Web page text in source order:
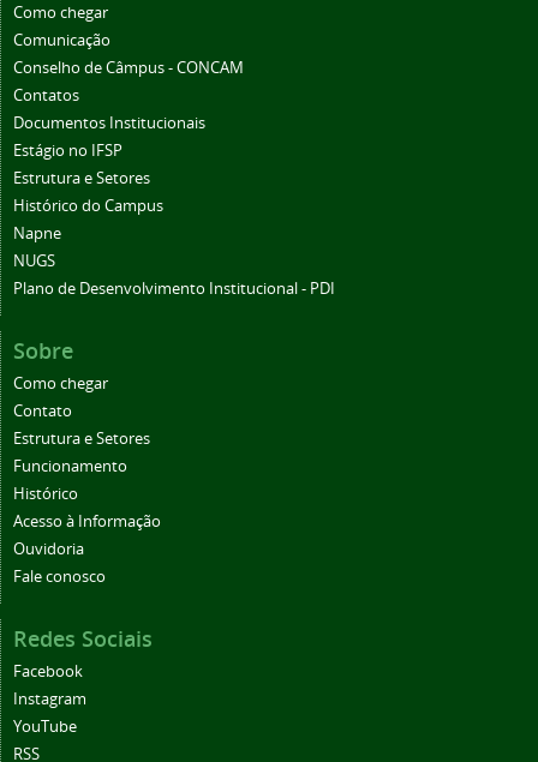
Como chegar
Comunicação
Conselho de Câmpus - CONCAM
Contatos
Documentos Institucionais
Estágio no IFSP
Estrutura e Setores
Histórico do Campus
Napne
NUGS
Plano de Desenvolvimento Institucional - PDI
Sobre
Como chegar
Contato
Estrutura e Setores
Funcionamento
Histórico
Acesso à Informação
Ouvidoria
Fale conosco
Redes Sociais
Facebook
Instagram
YouTube
RSS